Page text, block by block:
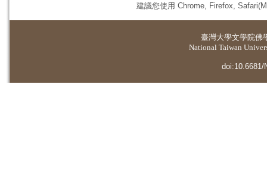
建議您使用 Chrome, Firefox,
臺灣大學文學院佛
National Taiwan
doi:10.6681/